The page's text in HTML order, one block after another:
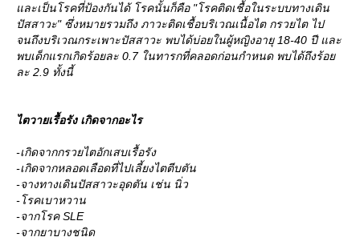
ละเป็นโรคที่ป้องกันได้ โรคนั้นก็คือ "โรคติดเชื้อในระบบทางเดิน
ปัสสาวะ" ซึ่งหมายรวมถึง ภาวะติดเชื้อบริเวณเนื้อไต กรวยไต ไป
จนถึงบริเวณกระเพาะปัสสาวะ พบได้บ่อยในผู้หญิงอายุ 18-40 ปี และ
พบเด็กแรกเกิดร้อยละ 0.7 ในทารกที่คลอดก่อนกำหนด พบได้ถึงร้อ
ละ 2.9 ทั้งนี้
ไตวายเรื้อรัง เกิดจากอะไร
-เกิดจากกรวยไตอักเสบเรื้อรัง
-เกิดจากหลอดเลือดที่ไปเลี้ยงไตตีบตัน
-จางทางเดินปัสสาวะอุดตัน เช่น นิ่ว
-โรคเบาหวาน
-จากโรค SLE
-จากยาบางชนิด